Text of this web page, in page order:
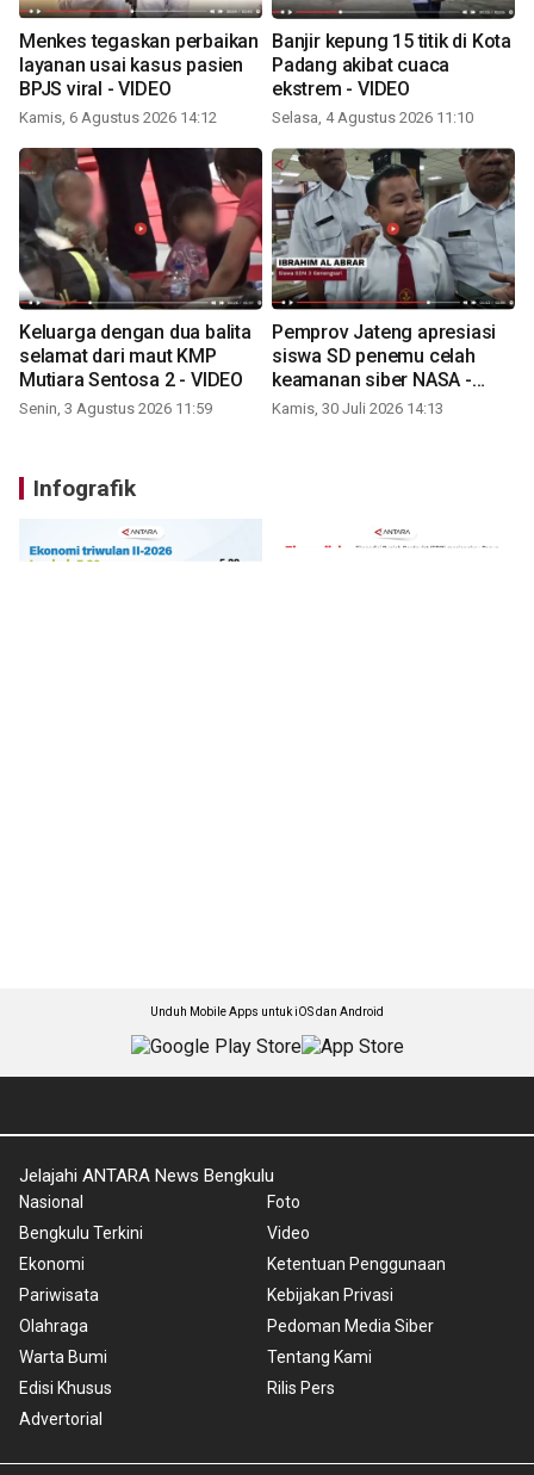
Menkes tegaskan perbaikan
layanan usai kasus pasien
BPJS viral - VIDEO
Kamis, 6 Agustus 2026 14:12
Banjir kepung 15 titik di Kota
Padang akibat cuaca
ekstrem - VIDEO
Selasa, 4 Agustus 2026 11:10
Keluarga dengan dua balita
selamat dari maut KMP
Mutiara Sentosa 2 - VIDEO
Senin, 3 Agustus 2026 11:59
Pemprov Jateng apresiasi
siswa SD penemu celah
keamanan siber NASA -
VIDEO
Kamis, 30 Juli 2026 14:13
Infografik
Unduh Mobile Apps untuk iOS dan Android
Jelajahi ANTARA News Bengkulu
Nasional
Bengkulu Terkini
Ekonomi
Pariwisata
Olahraga
Warta Bumi
Edisi Khusus
Advertorial
Foto
Video
Ketentuan Penggunaan
Kebijakan Privasi
Pedoman Media Siber
Tentang Kami
Rilis Pers